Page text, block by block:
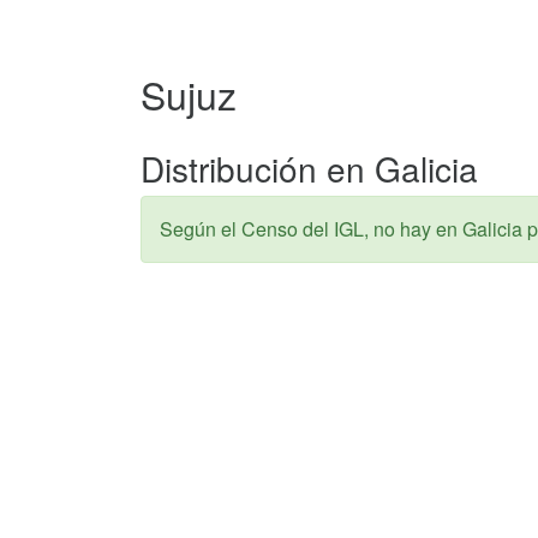
Sujuz
Distribución en Galicia
Según el Censo del IGL, no hay en Galicia